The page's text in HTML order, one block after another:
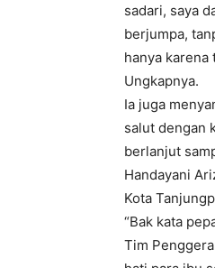
sadari, saya
berjumpa,
hanya karena
Ungkapnya.
Ia juga
salut dengan
berlanjut
Handayani
Kota
“Bak kata
Tim